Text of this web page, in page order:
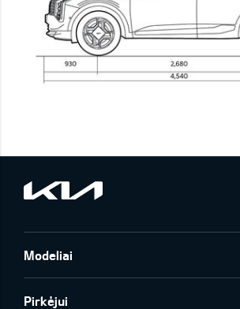
Modeliai
Pirkėjui